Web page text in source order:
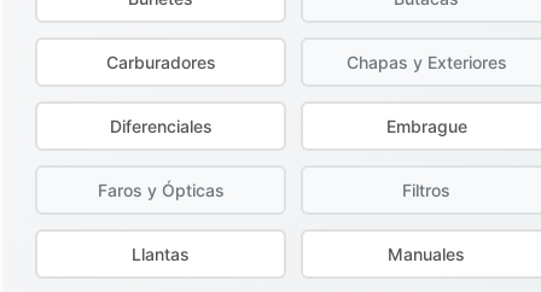
Carburadores Chapas y Exteriores
Diferenciales Embrague
Faros y Ópticas Filtros
Llantas Manuales